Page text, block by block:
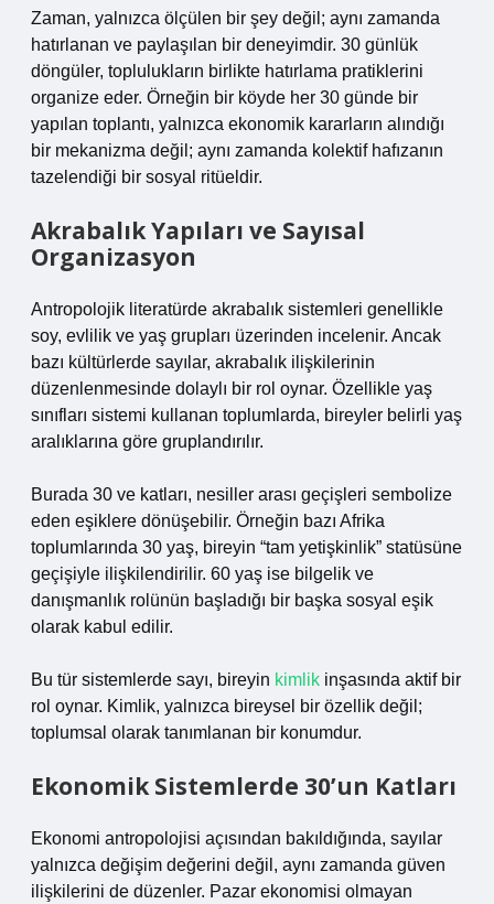
Zaman, yalnızca ölçülen bir şey değil; aynı zamanda
hatırlanan ve paylaşılan bir deneyimdir. 30 günlük
döngüler, toplulukların birlikte hatırlama pratiklerini
organize eder. Örneğin bir köyde her 30 günde bir
yapılan toplantı, yalnızca ekonomik kararların alındığı
bir mekanizma değil; aynı zamanda kolektif hafızanın
tazelendiği bir sosyal ritüeldir.
Akrabalık Yapıları ve Sayısal
Organizasyon
Antropolojik literatürde akrabalık sistemleri genellikle
soy, evlilik ve yaş grupları üzerinden incelenir. Ancak
bazı kültürlerde sayılar, akrabalık ilişkilerinin
düzenlenmesinde dolaylı bir rol oynar. Özellikle yaş
sınıfları sistemi kullanan toplumlarda, bireyler belirli yaş
aralıklarına göre gruplandırılır.
Burada 30 ve katları, nesiller arası geçişleri sembolize
eden eşiklere dönüşebilir. Örneğin bazı Afrika
toplumlarında 30 yaş, bireyin “tam yetişkinlik” statüsüne
geçişiyle ilişkilendirilir. 60 yaş ise bilgelik ve
danışmanlık rolünün başladığı bir başka sosyal eşik
olarak kabul edilir.
Bu tür sistemlerde sayı, bireyin kimlik inşasında aktif bir
rol oynar. Kimlik, yalnızca bireysel bir özellik değil;
toplumsal olarak tanımlanan bir konumdur.
Ekonomik Sistemlerde 30’un Katları
Ekonomi antropolojisi açısından bakıldığında, sayılar
yalnızca değişim değerini değil, aynı zamanda güven
ilişkilerini de düzenler. Pazar ekonomisi olmayan